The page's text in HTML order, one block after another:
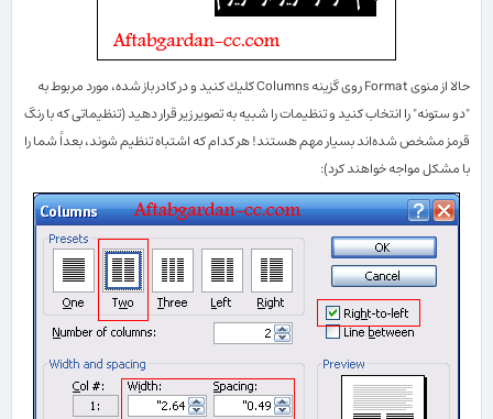
حالا از منویFormatروی گزینهColumnsكلیك كنید و در كادر باز شده، مورد مربوط به
"دو ستونه" را انتخاب كنید و تنظیمات را شبیه به تصویر زیر قرار دهید (تنظیماتی كه با رنگ
قرمز مشخص شده‌اند بسیار مهم هستند! هر كدام كه اشتباه تنظیم شوند، بعداً شما را
با مشكل مواجه خواهند كرد):